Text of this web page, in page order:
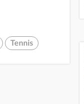
Tennis